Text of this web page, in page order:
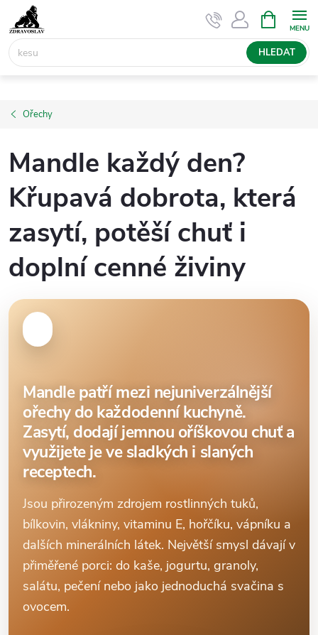
na
obsah
HLEDAT
NÁKUPNÍ
KOŠÍK
Ořechy
Mandle každý den?
Křupavá dobrota, která
zasytí, potěší chuť i
doplní cenné živiny
Mandle patří mezi nejuniverzálnější
ořechy do každodenní kuchyně.
Zasytí, dodají jemnou oříškovou chuť a
využijete je ve sladkých i slaných
receptech.
Jsou přirozeným zdrojem rostlinných tuků,
bílkovin, vlákniny, vitaminu E, hořčíku, vápníku a
dalších minerálních látek. Největší smysl dávají v
přiměřené porci: do kaše, jogurtu, granoly,
salátu, pečení nebo jako jednoduchá svačina s
ovocem.